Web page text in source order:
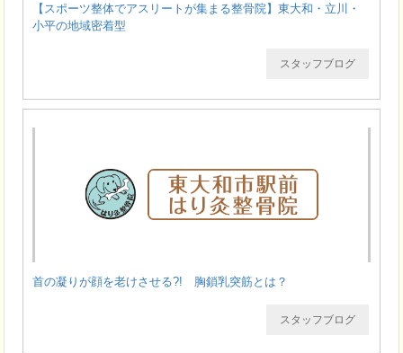
【スポーツ整体でアスリートが集まる整骨院】東大和・立川・
小平の地域密着型
スタッフブログ
首の凝りが顔を老けさせる?! 胸鎖乳突筋とは？
スタッフブログ